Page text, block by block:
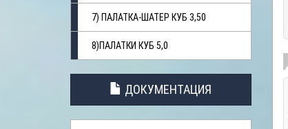
7) ПАЛАТКА-ШАТЕР КУБ 3,50
8)ПАЛАТКИ КУБ 5,0
ДОКУМЕНТАЦИЯ